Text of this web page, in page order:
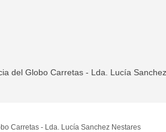
del Globo Carretas - Lda. Lucía
Carretas - Lda. Lucía Sanchez Nestares